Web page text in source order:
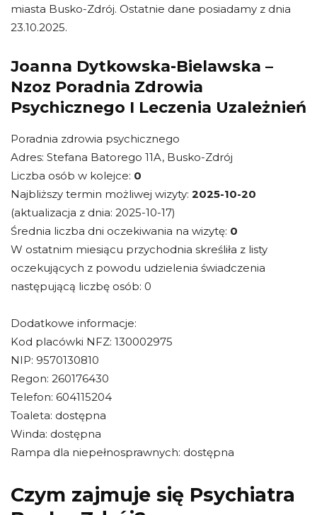
miasta Busko-Zdrój. Ostatnie dane posiadamy z dnia
23.10.2025.
Joanna Dytkowska-Bielawska –
Nzoz Poradnia Zdrowia
Psychicznego I Leczenia Uzależnień
Poradnia zdrowia psychicznego
Adres: Stefana Batorego 11A, Busko-Zdrój
Liczba osób w kolejce: 0
Najbliższy termin możliwej wizyty: 2025-10-20
(aktualizacja z dnia: 2025-10-17)
Średnia liczba dni oczekiwania na wizytę: 0
W ostatnim miesiącu przychodnia skreśliła z listy
oczekujących z powodu udzielenia świadczenia
następującą liczbę osób: 0
Dodatkowe informacje:
Kod placówki NFZ: 130002975
NIP: 9570130810
Regon: 260176430
Telefon: 604115204
Toaleta: dostępna
Winda: dostępna
Rampa dla niepełnosprawnych: dostępna
Czym zajmuje się Psychiatra